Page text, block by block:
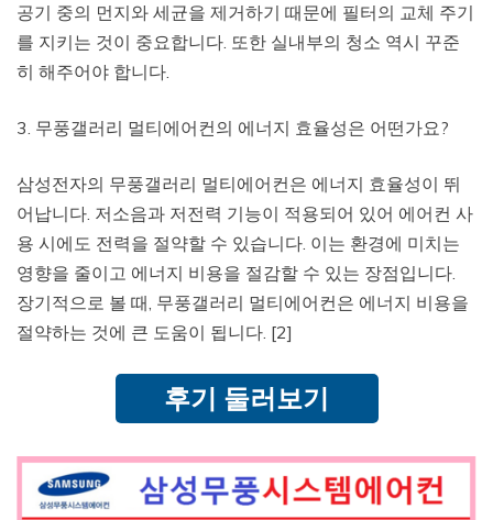
공기 중의 먼지와 세균을 제거하기 때문에 필터의 교체 주기
를 지키는 것이 중요합니다. 또한 실내부의 청소 역시 꾸준
히 해주어야 합니다.
3. 무풍갤러리 멀티에어컨의 에너지 효율성은 어떤가요?
삼성전자의 무풍갤러리 멀티에어컨은 에너지 효율성이 뛰
어납니다. 저소음과 저전력 기능이 적용되어 있어 에어컨 사
용 시에도 전력을 절약할 수 있습니다. 이는 환경에 미치는
영향을 줄이고 에너지 비용을 절감할 수 있는 장점입니다.
장기적으로 볼 때, 무풍갤러리 멀티에어컨은 에너지 비용을
절약하는 것에 큰 도움이 됩니다. [2]
후기 둘러보기